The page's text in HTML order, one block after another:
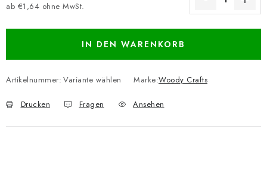
ab €1,64 ohne MwSt.
IN DEN WARENKORB
Artikelnummer: Variante wählen Marke:Woody Crafts
Drucken Fragen Ansehen